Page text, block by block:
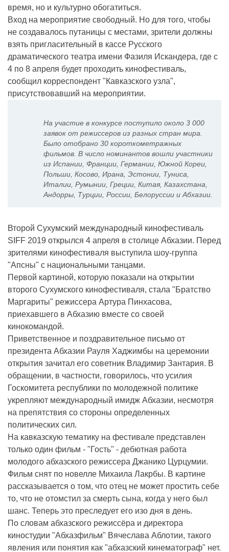
время, но и культурно обогатиться.
Вход на мероприятие свободный. Но для того, чтобы
не создавалось путаницы с местами, зрители должны
взять пригласительный в кассе Русского
драматического театра имени Фазиля Искандера, где с
4 по 8 апреля будет проходить кинофестиваль,
сообщил корреспондент "Кавказского узла",
присутствовавший на мероприятии.
На участие в конкурсе поступило около 3 000
заявок от режиссеров из разных стран мира.
Было отобрано 30 короткометражных
фильмов. В число номинантов вошли участники
из Испании, Франции, Германии, Южной Кореи,
Польши, Косово, Ирана, Эстонии, Туниса,
Италии, Румынии, Греции, Китая, Казахстана,
Андорры, Турции, России, Белоруссии и Абхазии.
Второй Сухумский международный кинофестиваль
SIFF 2019 открылся 4 апреля в столице Абхазии. Перед
зрителями кинофестиваля выступила шоу-группа
"Апсны" с национальными танцами.
Первой картиной, которую показали на открытии
второго Сухумского кинофестиваля, стала "Братство
Маргариты" режиссера Артура Пинхасова,
приехавшего в Абхазию вместе со своей
кинокомандой.
Приветственное и поздравительное письмо от
президента Абхазии Рауля Хаджимбы на церемонии
открытия зачитал его советник Владимир Зантария. В
обращении, в частности, говорилось, что усилия
Госкомитета республики по молодежной политике
укрепляют международный имидж Абхазии, несмотря
на препятствия со стороны определенных
политических сил.
На кавказскую тематику на фестивале представлен
только один фильм - "Гость" - дебютная работа
молодого абхазского режиссера Джанико Цурцумии.
Фильм снят по новелле Михаила Лакрбы. В картине
рассказывается о том, что отец не может простить себе
то, что не отомстил за смерть сына, когда у него был
шанс. Теперь это преследует его изо дня в день.
По словам абхазского режиссёра и директора
киностудии "Абхазфильм" Вячеслава Аблотии, такого
явления или понятия как "абхазский кинематограф" нет.